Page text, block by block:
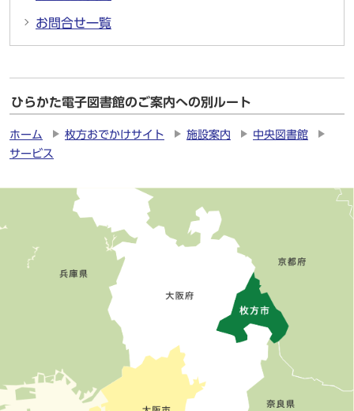
お問合せ一覧
ひらかた電子図書館のご案内への別ルート
ホーム 枚方おでかけサイト 施設案内
中央図書館
サービス